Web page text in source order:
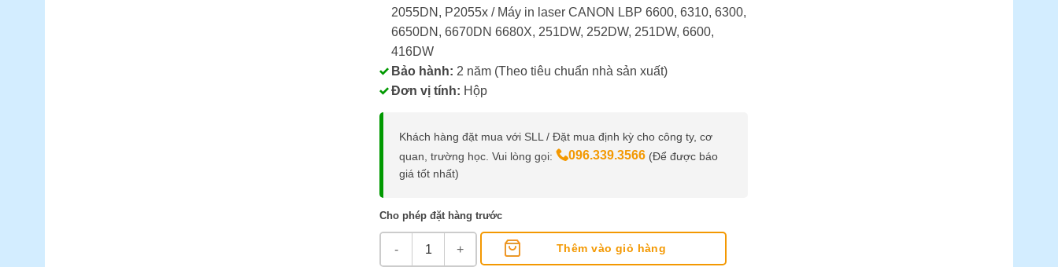
2055DN, P2055x / Máy in laser CANON LBP 6600, 6310, 6300,
6650DN, 6670DN 6680X, 251DW, 252DW, 251DW, 6600,
416DW
Bảo hành: 2 năm (Theo tiêu chuẩn nhà sản xuất)
Đơn vị tính: Hộp
Khách hàng đặt mua với SLL / Đặt mua định kỳ cho công ty, cơ
quan, trường học. Vui lòng gọi:
096.339.3566 (Để được báo
giá tốt nhất)
Cho phép đặt hàng trước
Mực inkMAX 05A số lượng
Thêm vào giỏ hàng